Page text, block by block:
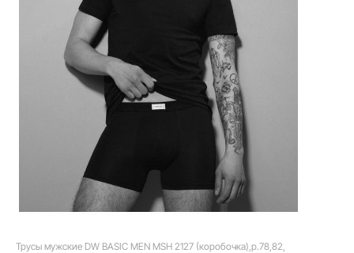
Трусы мужские DW BASIC MEN MSH 2127 (коробочка),р.78,82,